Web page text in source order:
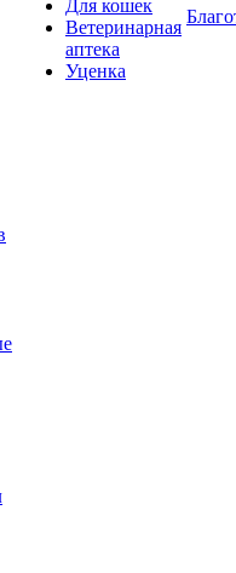
Для кошек
Ветеринарная
аптека
Уценка